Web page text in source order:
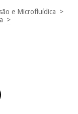
e Microfluídica >
>